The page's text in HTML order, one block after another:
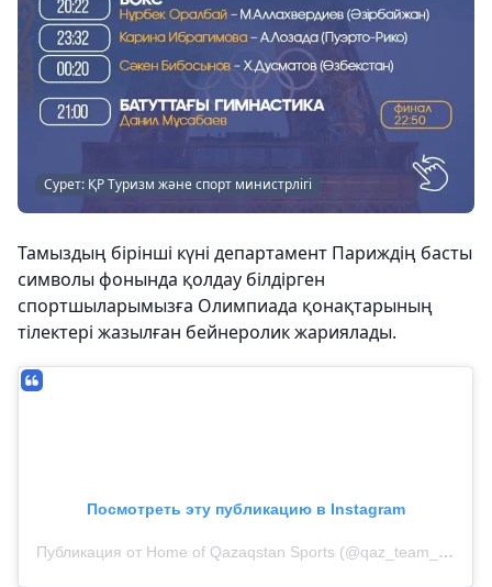
Сурет: ҚР Туризм және спорт министрлігі
Тамыздың бірінші күні департамент Париждің басты
символы фонында қолдау білдірген
спортшыларымызға Олимпиада қонақтарының
тілектері жазылған бейнеролик жариялады.
Посмотреть эту публикацию в Instagram
Публикация от Home of Qazaqstan Sports (@qaz_team_official)